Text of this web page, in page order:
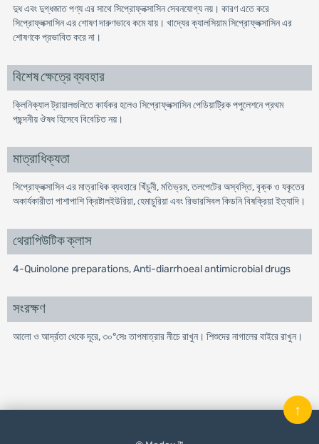
দুধ এবং দুগ্ধজাত পণ্য এর সাথে সিপ্রোফ্লক্সাসিন সেবনযোগ্য নয়। কারণ এতে করে
সিপ্রোফ্লক্সাসিন এর শোষণ দারুণভাবে কমে যায়। খাদ্যের ক্যালসিয়াম সিপ্রোফ্লক্সাসিন এর
শোষণকে প্রভাবিত করে না।
বিশেষ ক্ষেত্রে ব্যবহার
ক্লিনিক্যাল ট্রায়ালগুলিতে কার্যকর হলেও সিপ্রোফ্লক্সাসিন পেডিয়াট্রিক পপুলেশনে প্রথম
পছন্দনীয় ঔষধ হিসেবে বিবেচিত নয়।
মাত্রাধিক্যতা
সিপ্রোফ্লক্সাসিন এর মাত্রাধিক ব্যবহারে খিঁচুনী, মতিভ্রম, তলপেটের অস্বস্তি, বৃক্ক ও যকৃতের
অকার্যকারীতা পাশাপাশি ক্রিষ্টালইউরিয়া, হেমাচুরিয়া এবং রিভারসিবল কিডনি বিষক্রিয়া ইত্যাদি।
থেরাপিউটিক ক্লাস
4-Quinolone preparations, Anti-diarrhoeal antimicrobial drugs
সংরক্ষণ
আলো ও আর্দ্রতা থেকে দূরে, ৩০°সেঃ তাপমাত্রার নীচে রাখুন। শিশুদের নাগালের বাইরে রাখুন।
↑